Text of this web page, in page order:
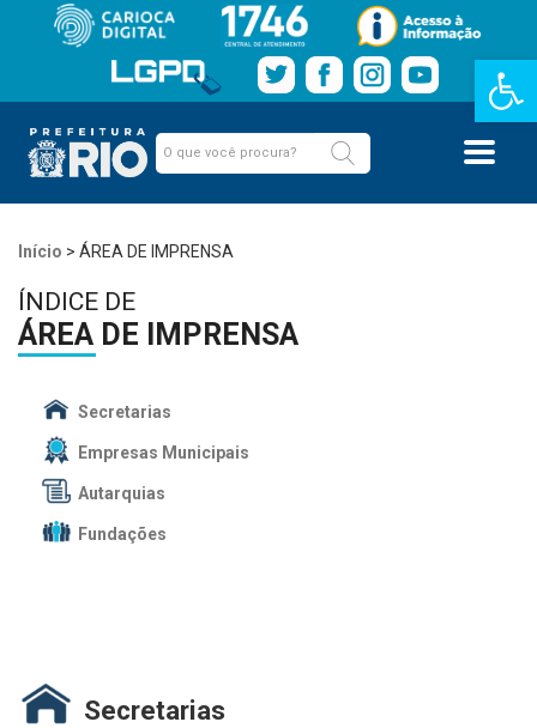
Barra de
Início > ÁREA DE IMPRENSA
ÍNDICE DE
ÁREA DE IMPRENSA
Secretarias
Empresas Municipais
Autarquias
Fundações
Secretarias